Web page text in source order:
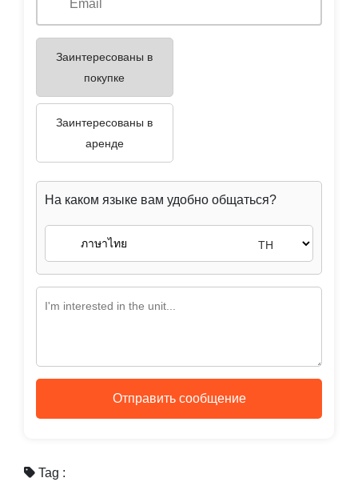
Заинтересованы в
покупке
Заинтересованы в
аренде
На каком языке вам удобно общаться?
TH
Отправить сообщение
Tag :